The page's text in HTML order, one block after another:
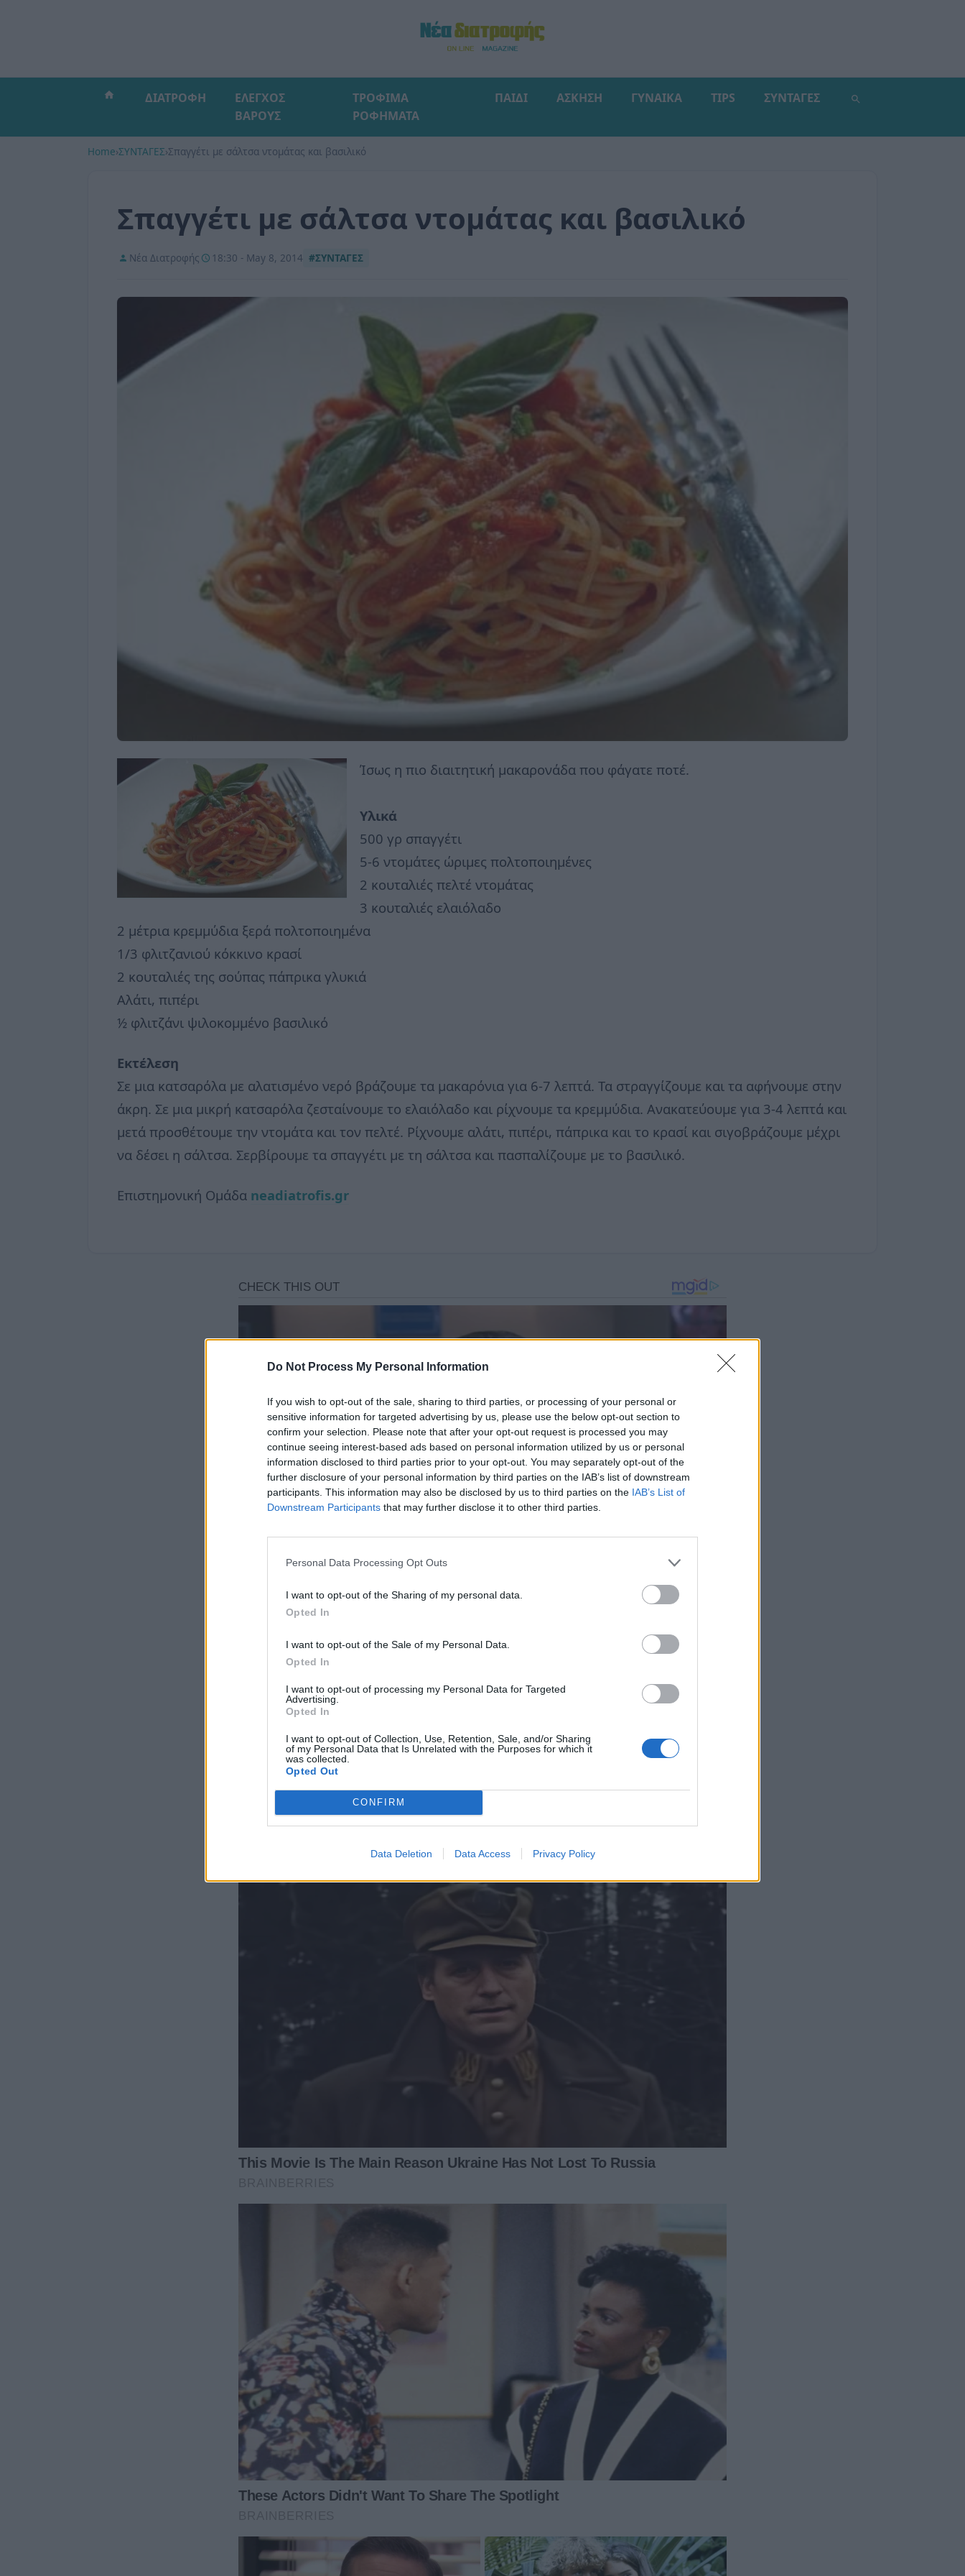
Do Not Process My Personal Information
If you wish to opt-out of the sale, sharing to third parties, or processing of your personal or
sensitive information for targeted advertising by us, please use the below opt-out section to
confirm your selection. Please note that after your opt-out request is processed you may
continue seeing interest-based ads based on personal information utilized by us or personal
information disclosed to third parties prior to your opt-out. You may separately opt-out of the
further disclosure of your personal information by third parties on the IAB’s list of downstream
participants. This information may also be disclosed by us to third parties on the IAB’s List of
Downstream Participants that may further disclose it to other third parties.
Personal Data Processing Opt Outs
I want to opt-out of the Sharing of my personal data.
Opted In
I want to opt-out of the Sale of my Personal Data.
Opted In
I want to opt-out of processing my Personal Data for Targeted
Advertising.
Opted In
I want to opt-out of Collection, Use, Retention, Sale, and/or Sharing
of my Personal Data that Is Unrelated with the Purposes for which it
was collected.
Opted Out
CONFIRM
Data Deletion Data Access Privacy Policy
ΔΙΑΤΡΟΦΗ
ΕΛΕΓΧΟΣ
ΒΑΡΟΥΣ
ΤΡΟΦΙΜΑ
ΡΟΦΗΜΑΤΑ
ΠΑΙΔΙ ΑΣΚΗΣΗ ΓΥΝΑΙΚΑ TIPS ΣΥΝΤΑΓΕΣ
Home›ΣΥΝΤΑΓΕΣ›Σπαγγέτι με σάλτσα ντομάτας και βασιλικό
Σπαγγέτι με σάλτσα ντομάτας και βασιλικό
Νέα Διατροφής 18:30 - May 8, 2014 #ΣΥΝΤΑΓΕΣ
Ίσως η πιο διαιτητική μακαρονάδα που φάγατε ποτέ.
Υλικά
500 γρ σπαγγέτι
5-6 ντομάτες ώριμες πολτοποιημένες
2 κουταλιές πελτέ ντομάτας
3 κουταλιές ελαιόλαδο
2 μέτρια κρεμμύδια ξερά πολτοποιημένα
1/3 φλιτζανιού κόκκινο κρασί
2 κουταλιές της σούπας πάπρικα γλυκιά
Αλάτι, πιπέρι
½ φλιτζάνι ψιλοκομμένο βασιλικό
Εκτέλεση
Σε μια κατσαρόλα με αλατισμένο νερό βράζουμε τα μακαρόνια για 6-7 λεπτά. Τα στραγγίζουμε και τα αφήνουμε στην
άκρη. Σε μια μικρή κατσαρόλα ζεσταίνουμε το ελαιόλαδο και ρίχνουμε τα κρεμμύδια. Ανακατεύουμε για 3-4 λεπτά και
μετά προσθέτουμε την ντομάτα και τον πελτέ. Ρίχνουμε αλάτι, πιπέρι, πάπρικα και το κρασί και σιγοβράζουμε μέχρι
να δέσει η σάλτσα. Σερβίρουμε τα σπαγγέτι με τη σάλτσα και πασπαλίζουμε με το βασιλικό.
Επιστημονική Ομάδα neadiatrofis.gr